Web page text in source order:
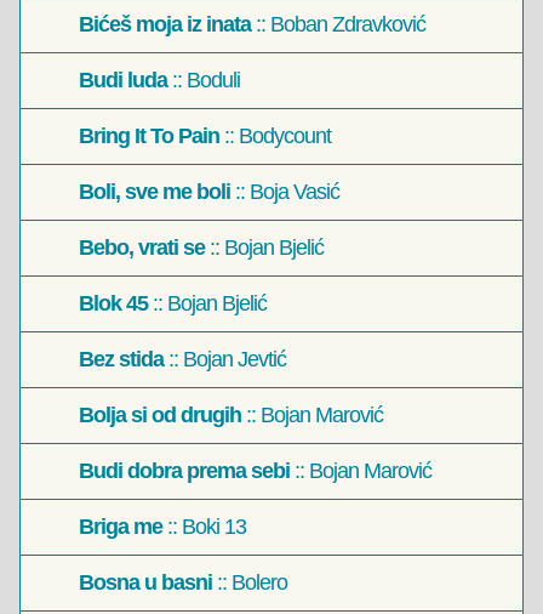
Bićeš moja iz inata:: Boban Zdravković
Budi luda:: Boduli
Bring It To Pain :: Bodycount
Boli, sve me boli :: Boja Vasić
Bebo, vrati se:: Bojan Bjelić
Blok 45:: Bojan Bjelić
Bez stida:: Bojan Jevtić
Bolja si od drugih :: Bojan Marović
Budi dobra prema sebi :: Bojan Marović
Briga me:: Boki 13
Bosna u basni :: Bolero